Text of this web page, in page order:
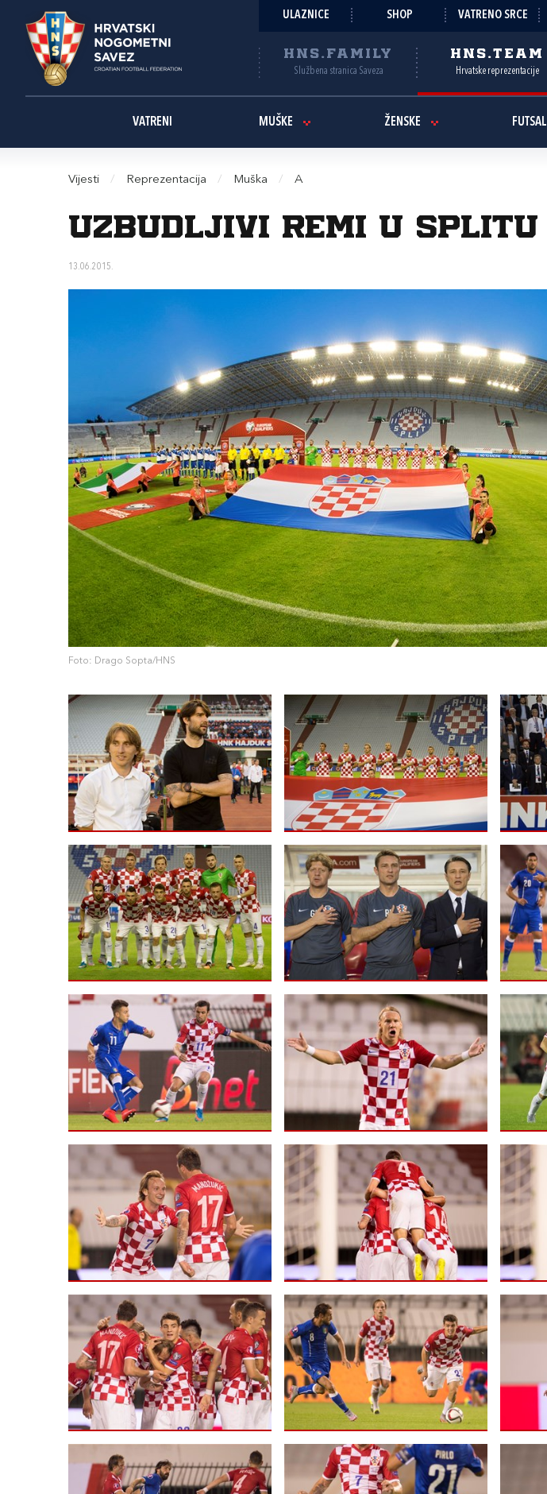
ULAZNICE SHOP VATRENO SRCE
HNS.FAMILY
Službena stranica Saveza
HNS.TEAM
Hrvatske reprezentacije
VATRENI MUŠKE ŽENSKE FUTSAL
Vijesti / Reprezentacija / Muška / A
Uzbudljivi remi u Splitu
13.06.2015.
Foto: Drago Sopta/HNS